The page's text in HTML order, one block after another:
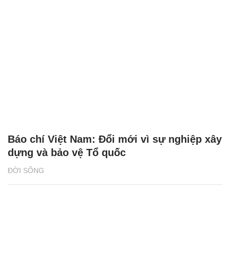
ĐỜI SỐNG
Báo chí Việt Nam: Đổi mới vì sự nghiệp xây
dựng và bảo vệ Tổ quốc